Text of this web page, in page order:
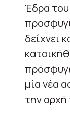
Έδρα του
δείχνει
μία νέα
την